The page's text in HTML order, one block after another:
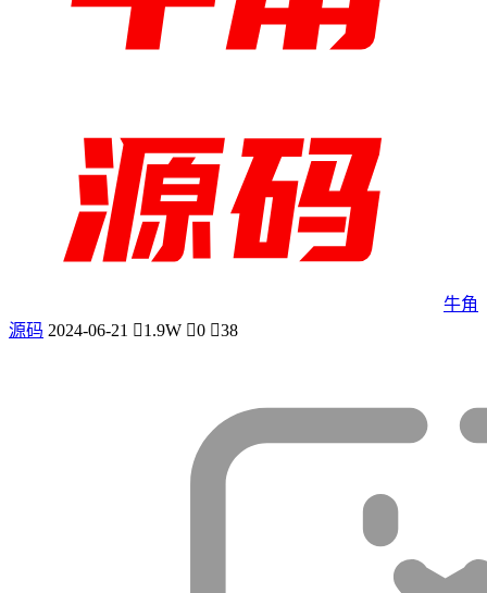
牛角
源码 2024-06-21 1.9W 0 38